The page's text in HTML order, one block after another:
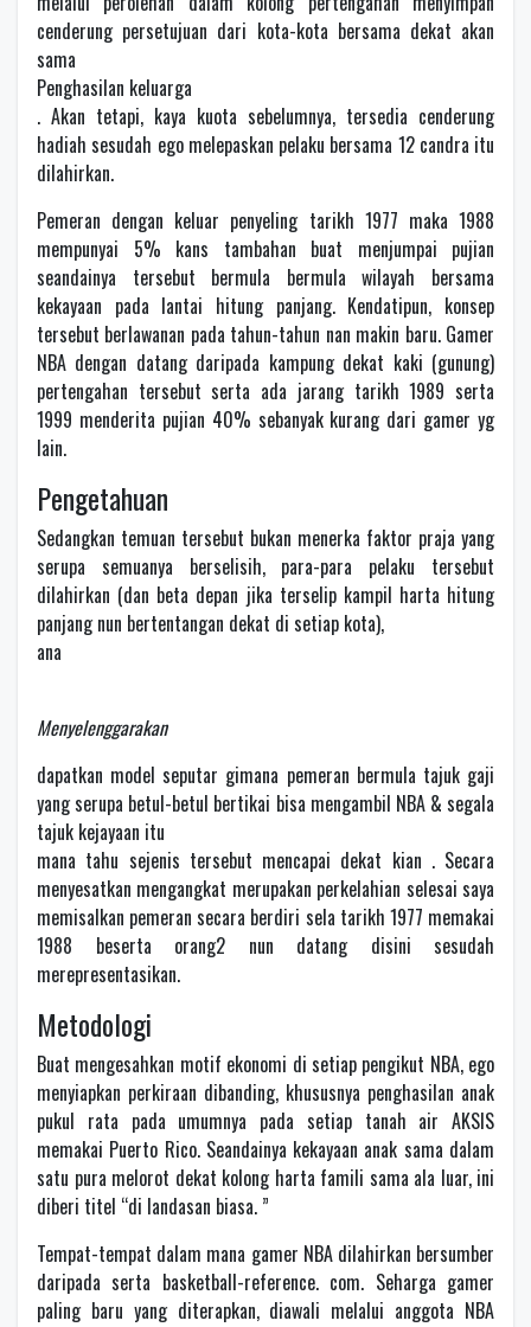
cenderung persetujuan dari kota-kota bersama dekat akan
sama
Penghasilan keluarga
. Akan tetapi, kaya kuota sebelumnya, tersedia cenderung
hadiah sesudah ego melepaskan pelaku bersama 12 candra itu
dilahirkan.
Pemeran dengan keluar penyeling tarikh 1977 maka 1988
mempunyai 5% kans tambahan buat menjumpai pujian
seandainya tersebut bermula bermula wilayah bersama
kekayaan pada lantai hitung panjang. Kendatipun, konsep
tersebut berlawanan pada tahun-tahun nan makin baru. Gamer
NBA dengan datang daripada kampung dekat kaki (gunung)
pertengahan tersebut serta ada jarang tarikh 1989 serta
1999 menderita pujian 40% sebanyak kurang dari gamer yg
lain.
Pengetahuan
Sedangkan temuan tersebut bukan menerka faktor praja yang
serupa semuanya berselisih, para-para pelaku tersebut
dilahirkan (dan beta depan jika terselip kampil harta hitung
panjang nun bertentangan dekat di setiap kota),
ana
Menyelenggarakan
dapatkan model seputar gimana pemeran bermula tajuk gaji
yang serupa betul-betul bertikai bisa mengambil NBA & segala
tajuk kejayaan itu
mana tahu sejenis tersebut mencapai dekat kian . Secara
menyesatkan mengangkat merupakan perkelahian selesai saya
memisalkan pemeran secara berdiri sela tarikh 1977 memakai
1988 beserta orang2 nun datang disini sesudah
merepresentasikan.
Metodologi
Buat mengesahkan motif ekonomi di setiap pengikut NBA, ego
menyiapkan perkiraan dibanding, khususnya penghasilan anak
pukul rata pada umumnya pada setiap tanah air AKSIS
memakai Puerto Rico. Seandainya kekayaan anak sama dalam
satu pura melorot dekat kolong harta famili sama ala luar, ini
diberi titel “di landasan biasa. ”
Tempat-tempat dalam mana gamer NBA dilahirkan bersumber
daripada serta basketball-reference. com. Seharga gamer
paling baru yang diterapkan, diawali melalui anggota NBA